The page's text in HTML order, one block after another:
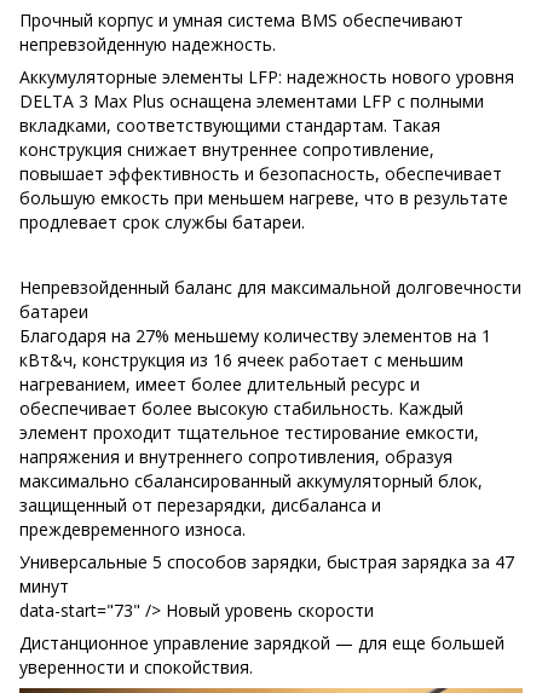
Прочный корпус и умная система BMS обеспечивают
непревзойденную надежность.
Аккумуляторные элементы LFP: надежность нового уровня
DELTA 3 Max Plus оснащена элементами LFP с полными
вкладками, соответствующими стандартам. Такая
конструкция снижает внутреннее сопротивление,
повышает эффективность и безопасность, обеспечивает
большую емкость при меньшем нагреве, что в результате
продлевает срок службы батареи.
Непревзойденный баланс для максимальной долговечности
батареи
Благодаря на 27% меньшему количеству элементов на 1
кВт&ч, конструкция из 16 ячеек работает с меньшим
нагреванием, имеет более длительный ресурс и
обеспечивает более высокую стабильность. Каждый
элемент проходит тщательное тестирование емкости,
напряжения и внутреннего сопротивления, образуя
максимально сбалансированный аккумуляторный блок,
защищенный от перезарядки, дисбаланса и
преждевременного износа.
Универсальные 5 способов зарядки, быстрая зарядка за 47
минут
data-start="73" /> Новый уровень скорости
Дистанционное управление зарядкой — для еще большей
уверенности и спокойствия.